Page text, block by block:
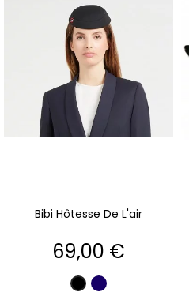
Bibi Hôtesse De L'air
Prix
69,00 €
NoirMarine